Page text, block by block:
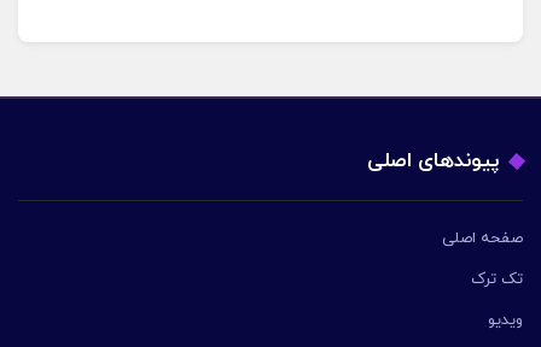
پیوندهای اصلی
صفحه اصلی
تک ترک
ویدیو